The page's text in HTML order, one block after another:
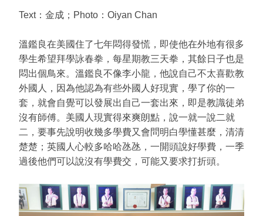
Text：金成；Photo：Oiyan Chan
溫鑑良在美國住了七年悶得發慌，即使他在外地有很多
學生希望拜學詠春拳，每星期教三天拳，其餘日子也是
悶出個鳥來。溫鑑良不像李小龍，他說自己不太喜歡教
外國人，因為他認為有些外國人好現實，學了你的一
套，就會自覺可以發展出自己一套出來，即是教識徒弟
沒有師傅。美國人現實得來爽朗點，說一就一說二就
二，要事先說明收幾多學費又會問明白學懂甚麼，清清
楚楚；英國人心較多哈哈氹氹，一開頭說好學費，一季
過後他們可以說沒有學費交，可能又要求打折頭。